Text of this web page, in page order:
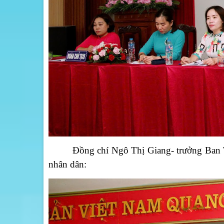
Đồng chí Ngô Thị Giang- trưởng Ban
nhân dân: